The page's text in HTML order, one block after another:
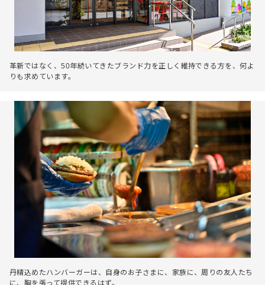
革新ではなく、50年続いてきたブランド力を正しく維持できる方を、何よ
りも求めています。
丹精込めたハンバーガーは、自身のお子さまに、家族に、周りの友人たち